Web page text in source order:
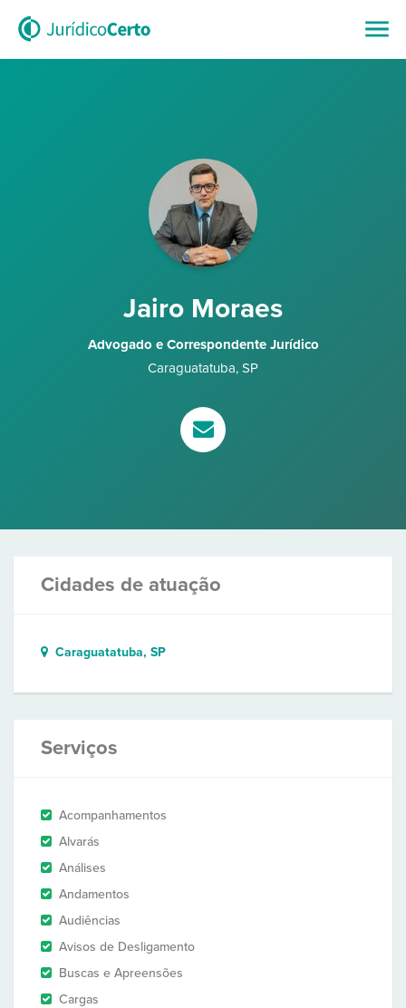
Jairo Moraes
Advogado e Correspondente Jurídico
Caraguatatuba, SP
Cidades de atuação
Caraguatatuba, SP
Serviços
Acompanhamentos
Alvarás
Análises
Andamentos
Audiências
Avisos de Desligamento
Buscas e Apreensões
Cargas